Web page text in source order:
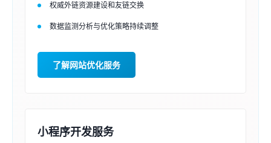
权威外链资源建设和友链交换
数据监测分析与优化策略持续调整
了解网站优化服务
小程序开发服务